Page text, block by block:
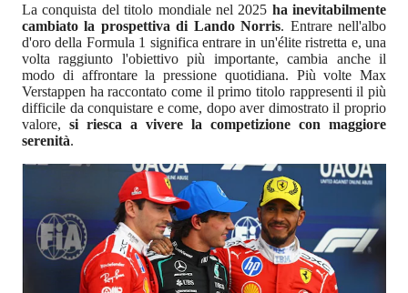
La conquista del titolo mondiale nel 2025 ha inevitabilmente
cambiato la prospettiva di Lando Norris. Entrare nell'albo
d'oro della Formula 1 significa entrare in un'élite ristretta e, una
volta raggiunto l'obiettivo più importante, cambia anche il
modo di affrontare la pressione quotidiana. Più volte Max
Verstappen ha raccontato come il primo titolo rappresenti il più
difficile da conquistare e come, dopo aver dimostrato il proprio
valore, si riesca a vivere la competizione con maggiore
serenità.